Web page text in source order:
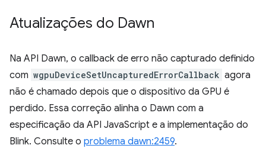
Atualizações do Dawn
Na API Dawn, o callback de erro não capturado definido
com wgpuDeviceSetUncapturedErrorCallback agora
não é chamado depois que o dispositivo da GPU é
perdido. Essa correção alinha o Dawn com a
especificação da API JavaScript e a implementação do
Blink. Consulte o problema dawn:2459.